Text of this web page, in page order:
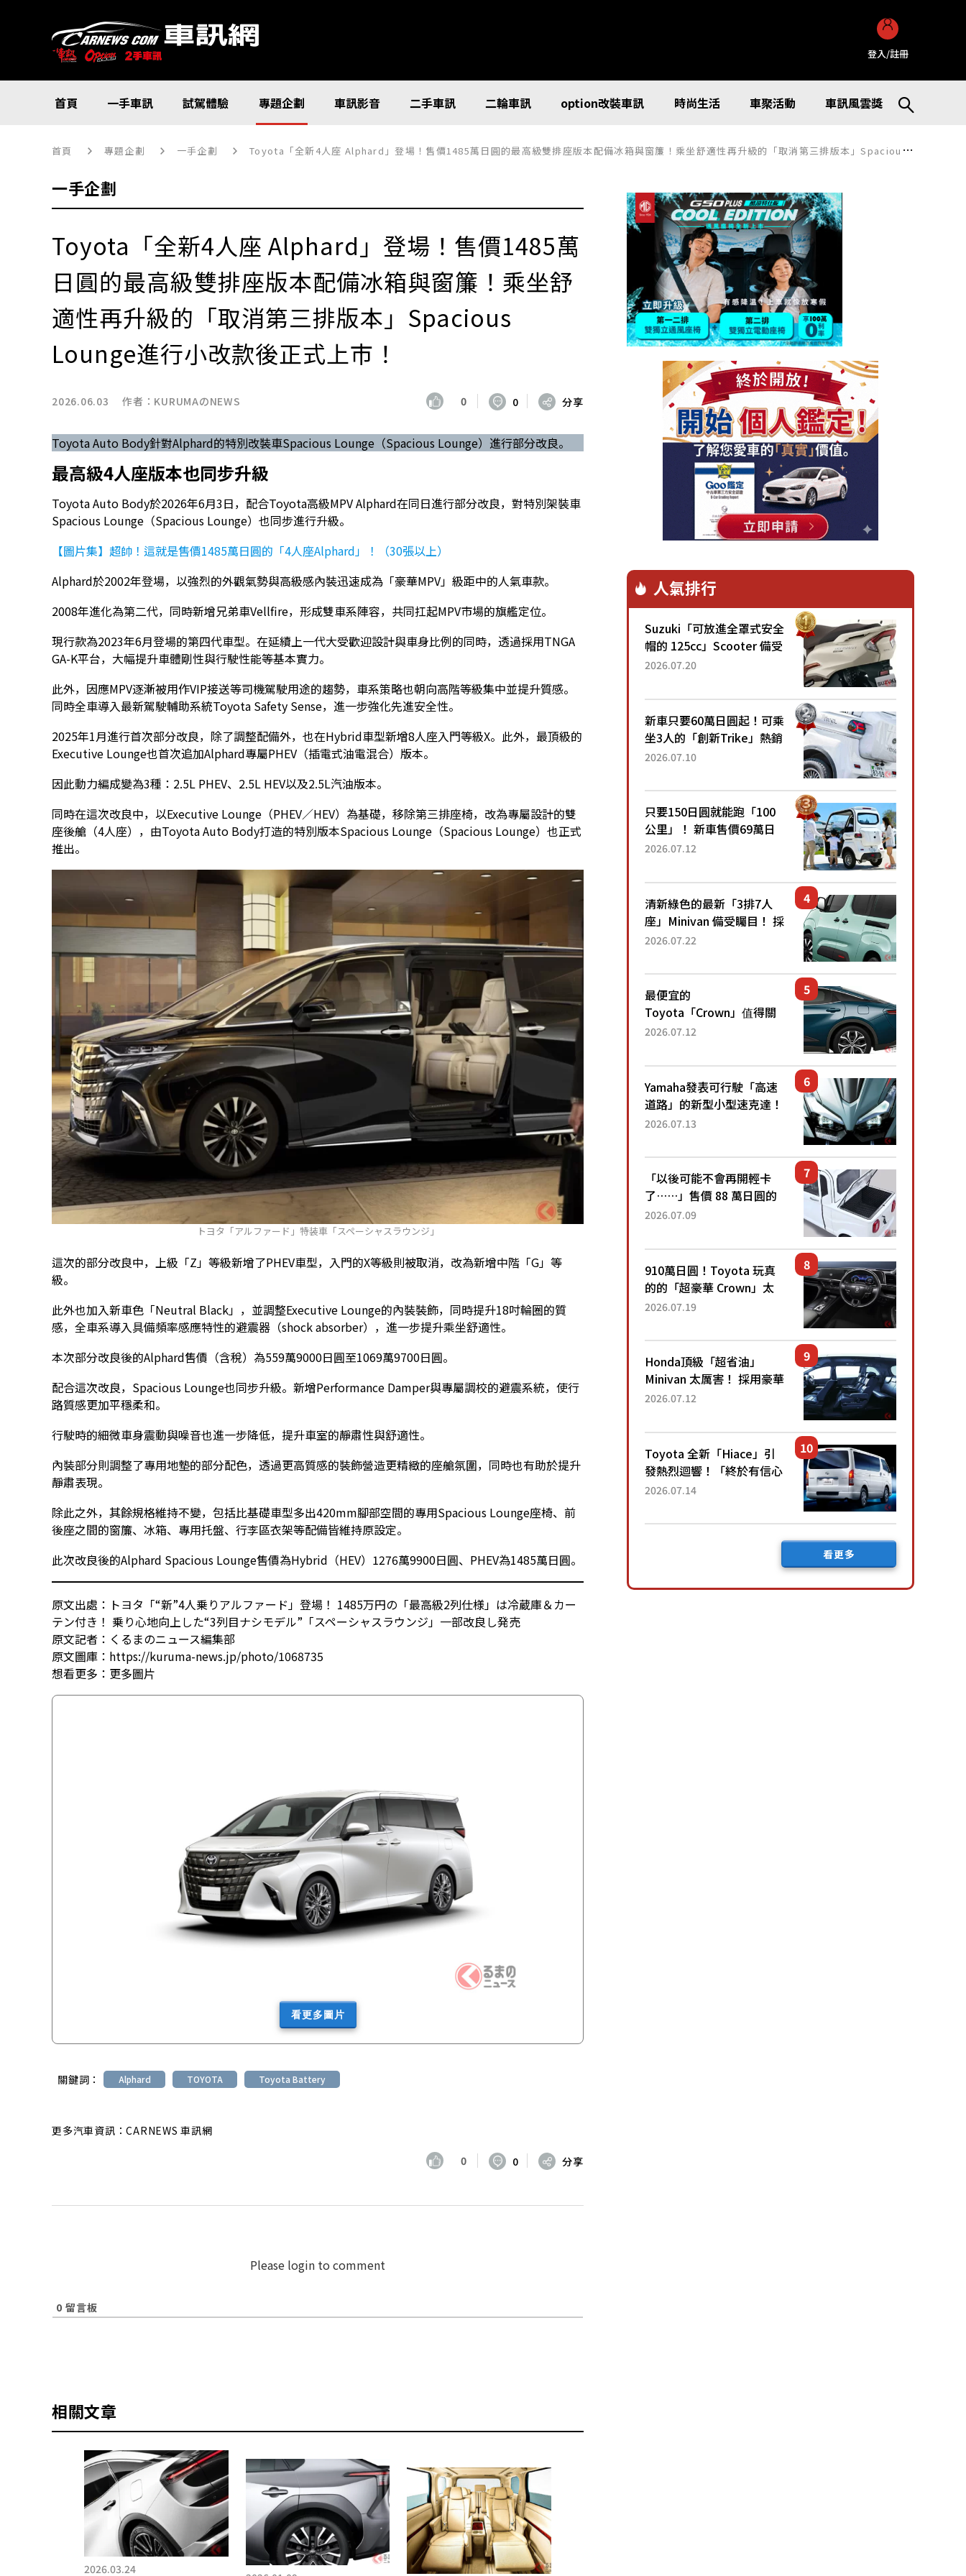
登入/註冊
首頁 一手車訊 試駕體驗 專題企劃 車訊影音 二手車訊 二輪車訊 option改裝車訊 時尚生活 車聚活動 車訊風雲獎
首頁 專題企劃 一手企劃 Toyota「全新4人座 Alphard」登場！售價1485萬日圓的最高級雙排座版本配備冰箱與窗簾！乘坐舒適性再升級的「取消第三排版本」Spacious Lounge進行小改款後正式上市！
一手企劃
Toyota「全新4人座 Alphard」登場！售價1485萬
日圓的最高級雙排座版本配備冰箱與窗簾！乘坐舒
適性再升級的「取消第三排版本」Spacious
Lounge進行小改款後正式上市！
2026.06.03 作者： KURUMAのNEWS 0 0 分享
Toyota Auto Body針對Alphard的特別改裝車Spacious Lounge（Spacious Lounge）進行部分改良。
最高級4人座版本也同步升級
Toyota Auto Body於2026年6月3日，配合Toyota高級MPV Alphard在同日進行部分改良，對特別架裝車
Spacious Lounge（Spacious Lounge）也同步進行升級。
【圖片集】超帥！這就是售價1485萬日圓的「4人座Alphard」！（30張以上）
Alphard於2002年登場，以強烈的外觀氣勢與高級感內裝迅速成為「豪華MPV」級距中的人氣車款。
2008年進化為第二代，同時新增兄弟車Vellfire，形成雙車系陣容，共同扛起MPV市場的旗艦定位。
現行款為2023年6月登場的第四代車型。在延續上一代大受歡迎設計與車身比例的同時，透過採用TNGA
GA-K平台，大幅提升車體剛性與行駛性能等基本實力。
此外，因應MPV逐漸被用作VIP接送等司機駕駛用途的趨勢，車系策略也朝向高階等級集中並提升質感。
同時全車導入最新駕駛輔助系統Toyota Safety Sense，進一步強化先進安全性。
2025年1月進行首次部分改良，除了調整配備外，也在Hybrid車型新增8人座入門等級X。此外，最頂級的
Executive Lounge也首次追加Alphard專屬PHEV（插電式油電混合）版本。
因此動力編成變為3種：2.5L PHEV、2.5L HEV以及2.5L汽油版本。
同時在這次改良中，以Executive Lounge（PHEV／HEV）為基礎，移除第三排座椅，改為專屬設計的雙
座後艙（4人座），由Toyota Auto Body打造的特別版本Spacious Lounge（Spacious Lounge）也正式
推出。
トヨタ「アルファード」特装車「スペーシャスラウンジ」
這次的部分改良中，上級「Z」等級新增了PHEV車型，入門的X等級則被取消，改為新增中階「G」等
級。
此外也加入新車色「Neutral Black」，並調整Executive Lounge的內裝裝飾，同時提升18吋輪圈的質
感，全車系導入具備頻率感應特性的避震器（shock absorber），進一步提升乘坐舒適性。
本次部分改良後的Alphard售價（含稅）為559萬9000日圓至1069萬9700日圓。
配合這次改良，Spacious Lounge也同步升級。新增Performance Damper與專屬調校的避震系統，使行
路質感更加平穩柔和。
行駛時的細微車身震動與噪音也進一步降低，提升車室的靜肅性與舒適性。
內裝部分則調整了專用地墊的部分配色，透過更高質感的裝飾營造更精緻的座艙氛圍，同時也有助於提升
靜肅表現。
除此之外，其餘規格維持不變，包括比基礎車型多出420mm腳部空間的專用Spacious Lounge座椅、前
後座之間的窗簾、冰箱、專用托盤、行李區衣架等配備皆維持原設定。
此次改良後的Alphard Spacious Lounge售價為Hybrid（HEV）1276萬9900日圓、PHEV為1485萬日圓。
原文出處：トヨタ「“新”4人乗りアルファード」登場！ 1485万円の「最高級2列仕様」は冷蔵庫＆カー
テン付き！ 乗り心地向上した“3列目ナシモデル”「スペーシャスラウンジ」一部改良し発売
原文記者：くるまのニュース編集部
原文圖庫：https://kuruma-news.jp/photo/1068735
想看更多： 更多圖片
看更多圖片
關鍵詞： Alphard TOYOTA Toyota Battery
更多汽車資訊：CARNEWS 車訊網
0 0 分享
Please login to comment
0 留言板
相關文章
2026.03.24
人氣排行
Suzuki「可放進全罩式安全
帽的 125cc」Scooter 備受
矚目！採用全新流線設計與
已陸續開始出口的新款
「B...
2026.07.20
新車只要60萬日圓起！可乘
坐3人的「創新Trike」熱銷
大賣成為人氣車款！「養車
日圓就能跑100公里」「小
朋友坐得...
2026.07.10
只要150日圓就能跑「100
公里」！ 新車售價69萬日
圓的「3人座」Trike大受歡
為何能迅速熱賣？
2026.07.12
清新綠色的最新「3排7人
座」Minivan 備受矚目！ 採
用全長4.7公尺剛剛好的車
還推出467萬元日圓起的5
人座版...
2026.07.22
最便宜的
Toyota「Crown」值得關
注！ 搭載4WD、每公升
眼！ 配備豐富、超越售價
水準，堪稱高CP值代表的
「...
2026.07.12
Yamaha發表可行駛「高速
道路」的新型小型速克達！
搭載能享受超強勁「渦輪
高階「Super Sport」車款
相同的...
2026.07.13
「以後可能不會再開輕卡
了……」售價 88 萬日圓的
「超迷你輕型貨車」引發兩
100 公里！」「免驗車真的
太棒了！...
2026.07.09
910萬日圓！Toyota 玩真
的的「超豪華 Crown」太
厲害了！採用由「匠人技
運動化「底盤設定」！還配
備專屬豪華...
2026.07.19
Honda頂級「超省油」
Minivan 太厲害！ 採用豪華
「真皮座椅」與專屬「黑色
公里，兼具優異節能表現與
舒適「三...
2026.07.12
Toyota 全新「Hiace」引
發熱烈迴響！「終於有信心
下訂了！」「哪個等級交車
後竟然還要等「超過半年」
2026.07.14
看更多